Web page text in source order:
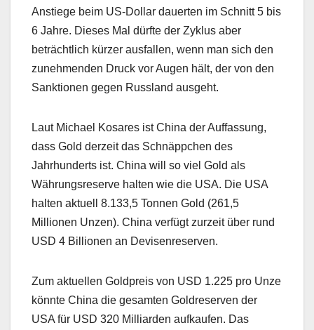
Anstiege beim US-Dollar dauerten im Schnitt 5 bis
6 Jahre. Dieses Mal dürfte der Zyklus aber
beträchtlich kürzer ausfallen, wenn man sich den
zunehmenden Druck vor Augen hält, der von den
Sanktionen gegen Russland ausgeht.
Laut Michael Kosares ist China der Auffassung,
dass Gold derzeit das Schnäppchen des
Jahrhunderts ist. China will so viel Gold als
Währungsreserve halten wie die USA. Die USA
halten aktuell 8.133,5 Tonnen Gold (261,5
Millionen Unzen). China verfügt zurzeit über rund
USD 4 Billionen an Devisenreserven.
Zum aktuellen Goldpreis von USD 1.225 pro Unze
könnte China die gesamten Goldreserven der
USA für USD 320 Milliarden aufkaufen. Das